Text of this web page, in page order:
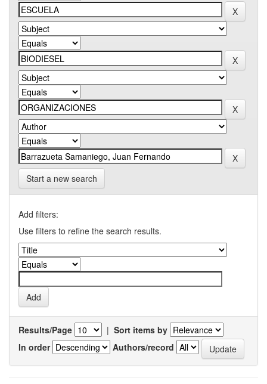
Start a new search
Add filters:
Use filters to refine the search results.
Results/Page | Sort items by
In order
Authors/record